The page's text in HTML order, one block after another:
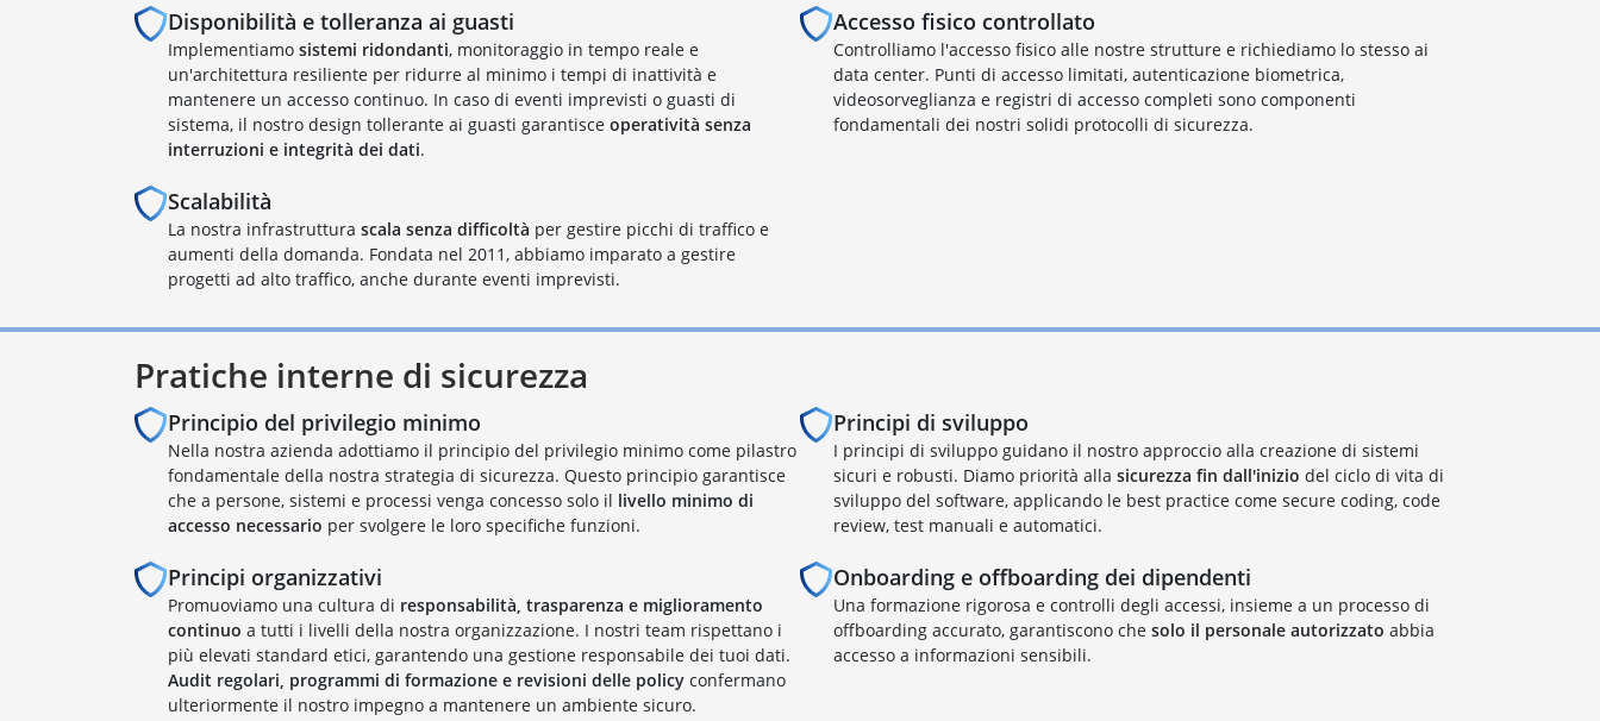
Disponibilità e tolleranza ai guasti
Implementiamo sistemi ridondanti, monitoraggio in tempo reale e
un'architettura resiliente per ridurre al minimo i tempi di inattività e
mantenere un accesso continuo. In caso di eventi imprevisti o guasti di
sistema, il nostro design tollerante ai guasti garantisce operatività senza
interruzioni e integrità dei dati.
Accesso fisico controllato
Controlliamo l'accesso fisico alle nostre strutture e richiediamo lo stesso ai
data center. Punti di accesso limitati, autenticazione biometrica,
videosorveglianza e registri di accesso completi sono componenti
fondamentali dei nostri solidi protocolli di sicurezza.
Scalabilità
La nostra infrastruttura scala senza difficoltà per gestire picchi di traffico e
aumenti della domanda. Fondata nel 2011, abbiamo imparato a gestire
progetti ad alto traffico, anche durante eventi imprevisti.
Pratiche interne di sicurezza
Principio del privilegio minimo
Nella nostra azienda adottiamo il principio del privilegio minimo come pilastro
fondamentale della nostra strategia di sicurezza. Questo principio garantisce
che a persone, sistemi e processi venga concesso solo il livello minimo di
accesso necessario per svolgere le loro specifiche funzioni.
Principi di sviluppo
I principi di sviluppo guidano il nostro approccio alla creazione di sistemi
sicuri e robusti. Diamo priorità alla sicurezza fin dall'inizio del ciclo di vita di
sviluppo del software, applicando le best practice come secure coding, code
review, test manuali e automatici.
Principi organizzativi
Promuoviamo una cultura di responsabilità, trasparenza e miglioramento
continuo a tutti i livelli della nostra organizzazione. I nostri team rispettano i
più elevati standard etici, garantendo una gestione responsabile dei tuoi dati.
Audit regolari, programmi di formazione e revisioni delle policy confermano
ulteriormente il nostro impegno a mantenere un ambiente sicuro.
Onboarding e offboarding dei dipendenti
Una formazione rigorosa e controlli degli accessi, insieme a un processo di
offboarding accurato, garantiscono che solo il personale autorizzato abbia
accesso a informazioni sensibili.